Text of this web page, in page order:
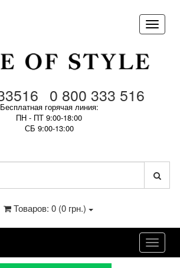
0 800 333 516
Бесплатная горячая линия:
ПН - ПТ 9:00-18:00
СБ 9:00-13:00
Товаров: 0 (0 грн.)